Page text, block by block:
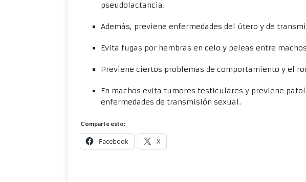
pseudolactancia.
Además, previene enfermedades del útero y de
Evita fugas por hembras en celo y peleas entre
Previene ciertos problemas de comportamiento y el
En machos evita tumores testiculares y previene
enfermedades de transmisión sexual.
Comparte esto:
Facebook X